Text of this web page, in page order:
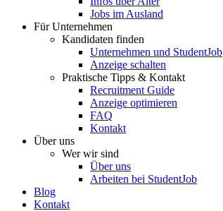
Jobs im Ausland
Für Unternehmen
Kandidaten finden
Unternehmen und StudentJob
Anzeige schalten
Praktische Tipps & Kontakt
Recruitment Guide
Anzeige optimieren
FAQ
Kontakt
Über uns
Wer wir sind
Über uns
Arbeiten bei StudentJob
Blog
Kontakt